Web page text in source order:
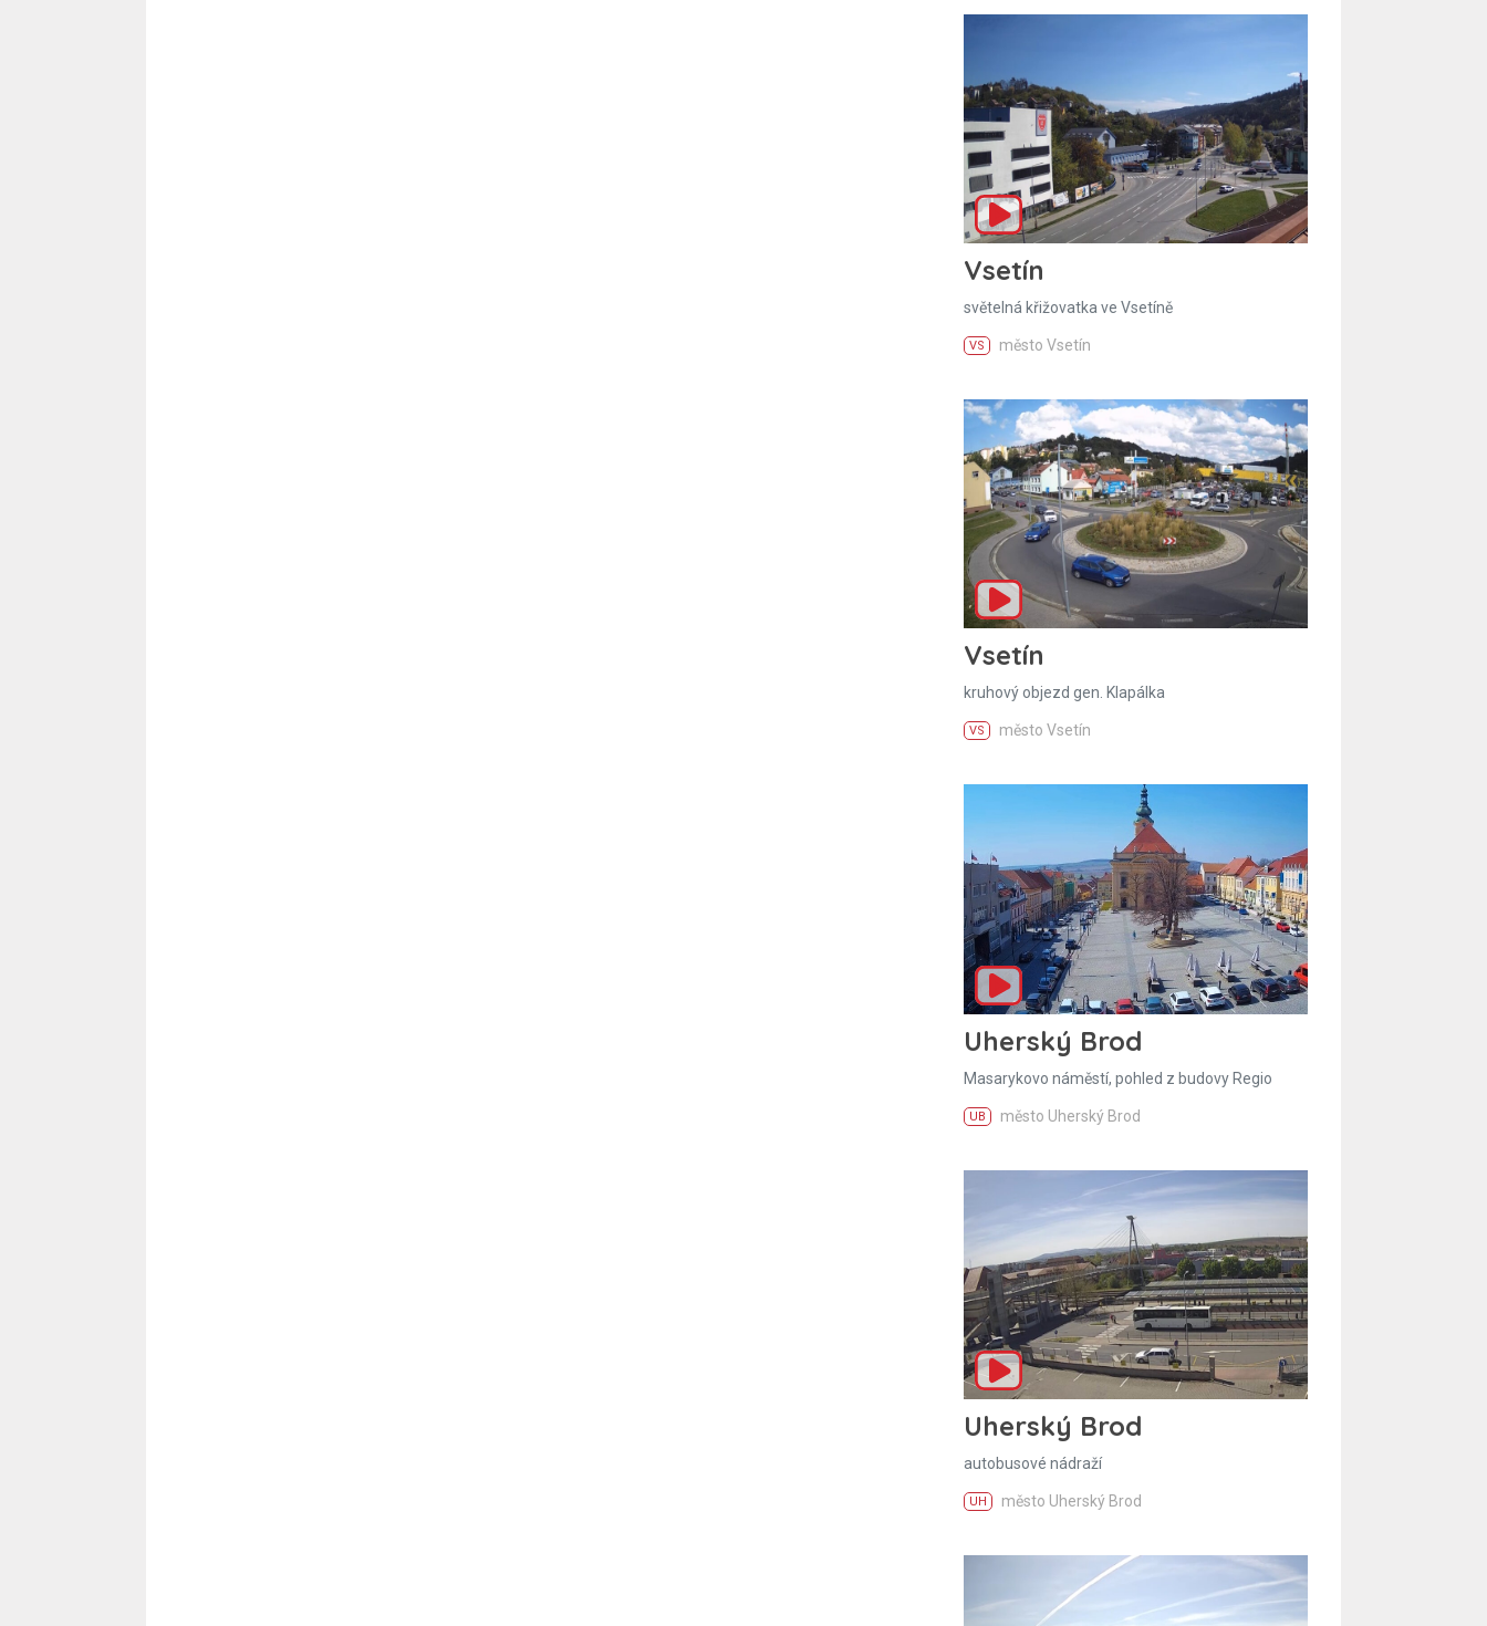
Vsetín
světelná křižovatka ve Vsetíně
VS město Vsetín
Vsetín
kruhový objezd gen. Klapálka
VS město Vsetín
Uherský Brod
Masarykovo náměstí, pohled z budovy Regio
UB město Uherský Brod
Uherský Brod
autobusové nádraží
UH město Uherský Brod